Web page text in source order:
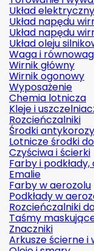
Układ elektryczny
Układ napędu
Układ napędu
Układ oleju
Waga i
Wirnik główny
Wirnik ogonowy
Wyposażenie
Chemia lotnicza
Kleje i
Rozcieńczalniki
Środki
Lotnicze środki
Czyściwa i ścierki
Farby i
Emalie
Farby w aerozolu
Podkłady w
Rozcieńczalniki
Taśmy
Znaczniki
Arkusze ścierne i